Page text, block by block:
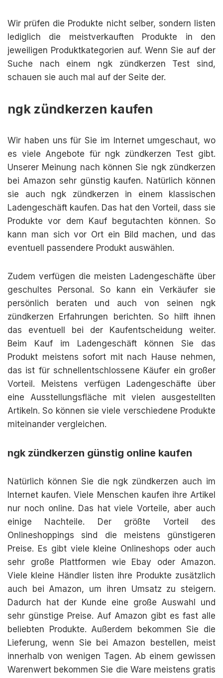
Wir prüfen die Produkte nicht selber, sondern listen
lediglich die meistverkauften Produkte in den
jeweiligen Produktkategorien auf. Wenn Sie auf der
Suche nach einem ngk zündkerzen Test sind,
schauen sie auch mal auf der Seite der.
ngk zündkerzen kaufen
Wir haben uns für Sie im Internet umgeschaut, wo
es viele Angebote für ngk zündkerzen Test gibt.
Unserer Meinung nach können Sie ngk zündkerzen
bei Amazon sehr günstig kaufen. Natürlich können
sie auch ngk zündkerzen in einem klassischen
Ladengeschäft kaufen. Das hat den Vorteil, dass sie
Produkte vor dem Kauf begutachten können. So
kann man sich vor Ort ein Bild machen, und das
eventuell passendere Produkt auswählen.
Zudem verfügen die meisten Ladengeschäfte über
geschultes Personal. So kann ein Verkäufer sie
persönlich beraten und auch von seinen ngk
zündkerzen Erfahrungen berichten. So hilft ihnen
das eventuell bei der Kaufentscheidung weiter.
Beim Kauf im Ladengeschäft können Sie das
Produkt meistens sofort mit nach Hause nehmen,
das ist für schnellentschlossene Käufer ein großer
Vorteil. Meistens verfügen Ladengeschäfte über
eine Ausstellungsfläche mit vielen ausgestellten
Artikeln. So können sie viele verschiedene Produkte
miteinander vergleichen.
ngk zündkerzen günstig online kaufen
Natürlich können Sie die ngk zündkerzen auch im
Internet kaufen. Viele Menschen kaufen ihre Artikel
nur noch online. Das hat viele Vorteile, aber auch
einige Nachteile. Der größte Vorteil des
Onlineshoppings sind die meistens günstigeren
Preise. Es gibt viele kleine Onlineshops oder auch
sehr große Plattformen wie Ebay oder Amazon.
Viele kleine Händler listen ihre Produkte zusätzlich
auch bei Amazon, um ihren Umsatz zu steigern.
Dadurch hat der Kunde eine große Auswahl und
sehr günstige Preise. Auf Amazon gibt es fast alle
beliebten Produkte. Außerdem bekommen Sie die
Lieferung, wenn Sie bei Amazon bestellen, meist
innerhalb von wenigen Tagen. Ab einem gewissen
Warenwert bekommen Sie die Ware meistens gratis